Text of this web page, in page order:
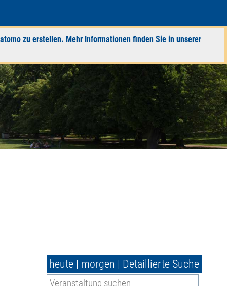
zu erstellen. Mehr Informationen finden Sie in unserer
heute | morgen | Detaillierte Suche